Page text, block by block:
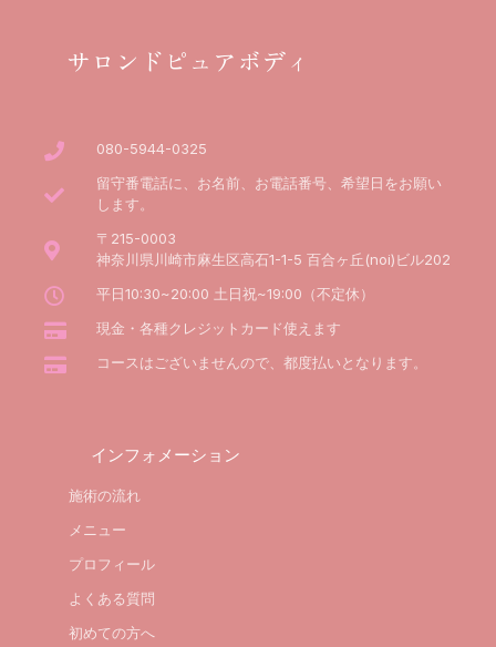
サロンドピュアボディ
080-5944-0325
留守番電話に、お名前、お電話番号、希望日をお願い
します。
〒215-0003
神奈川県川崎市麻生区高石1-1-5 百合ヶ丘(noi)ビル202
平日10:30~20:00 土日祝~19:00（不定休）
現金・各種クレジットカード使えます
コースはございませんので、都度払いとなります。
インフォメーション
施術の流れ
メニュー
プロフィール
よくある質問
初めての方へ